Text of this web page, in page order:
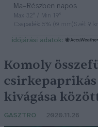
Ma– Részben napos
Max 32° / Min 19°
Csapadék: 5% (0 mm)Szél: 9
időjárási adatok:
Komoly
csirkepaprikás
kivágása
GASZTRO 2020.11.26